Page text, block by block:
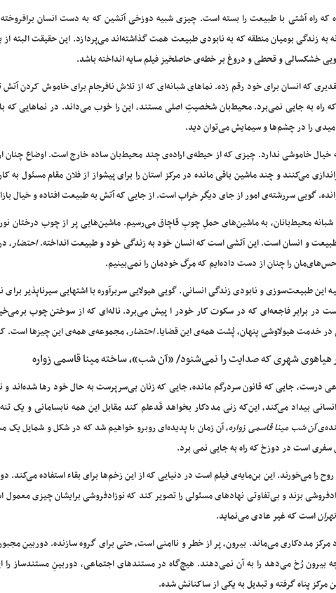
که راه آشتی با طبیعت را بسته است. چیزی شبیه دوزخی آتشین که به دست انسان
به زندگی بومیان منطقه که به نابودی طبیعت همت گذاشته‌اند می‌پردازد. این حقیقت البته
خشکسالی و قحطی و دروغ بر خطه‌ی حاصلخیز فیلم سایه انداخته باشد.
که انسان برای خود رقم زده. نماهای شبانه‌ای که از تلاش نافرجام برای خاموش کردن
راه به جایی نمی‌برد. محیط‌‌بان شخصیتِ اصلی مستند، این را خوب می‌داند. در نماهایی که
را در چشم‌ها و سیمایش می‌توان دید.
خیال خاموشی ندارد. چیزی که از حیطه‌ی اراده‌ی چند محیط‌بان ساده خارج است. اوضاع
می‌کنند و چند ماشین باقی مانده در مرکز استان را برای پیشواز از فلان مقام مسئول
گویی سررشته‌ی امور از جای دیگر خراب است. از جایی که آتش به طبیعت افتاده و خیال
محیط‌بانان، به ماشین‌های حملِ چوبِ قاچاق می‌رسیم. ماشین‌هایی پر از چوب درختان
طبیعت و انسان است. این آتشی است که انسان خود به زندگی خود و طبیعت انداخته.احتضار،
حس‌های‌مان را چنان از دست داده‌ایم که مرگ خودمان را نمی‌بینیم.
این طبیعت‌سوزی و نابودی زندگی انسانی. گویی هیولایی سربرآوره با اشتهایی سیر‌ناپذیر
در برابر فاجعه‌ای که در سکوت کار خودر ا پیش می‌برد. ناله‌ای که از سوختن چوب
در خدمت هیولاوشی پنهان، پُشت همه‌ی این قضایا.احتضار، مجموعه‌ی همه‌ی این چیزها است.
هیاهوی شهری که صدایت را نمی‌شنود/ «آن شب»، ساخته مینا قاسمی زواره
درست، جایی که قانون سردرگم مانده، جایی که زنان بی‌سرپرست به حال خود رها شده‌اند
بیداد می‌کند، این‌که زنی مددکار بخواهد قَدعلم کند مقابل این همه نابسامانی و یک
آن شب مینا قاسمی زواره، آن زمان با پدیده‌ای روبرو خواهیم شد که در شکل و شمایل یک
است در دوزخ که راه به جایی نمی برد.
را می‌خورند. این بن‌مایه‌ی فیلم است در دنیایی که از این زخم‌ها برای بقاء استفاده می‌کند.
بزند و بی‌تفاوتی نهادهای مسئولی را تصویر کند که نوزادفروشی برایشان چیزی
است که غیر عادی می‌نماید.
مرکز مددکاری می‌ماند. بیرون، پر از خطر و ناامنی است، حتی برای گروه سازنده. دوربین
بیرون رُخ می‌دهد را به آن نمی‌دهند. هیچ‌گاه در مستندهای اجتماعی، دوربینِ مستندساز را
مرکز پناه گرفته و تبدیل به یکی از ساکنانش شده.